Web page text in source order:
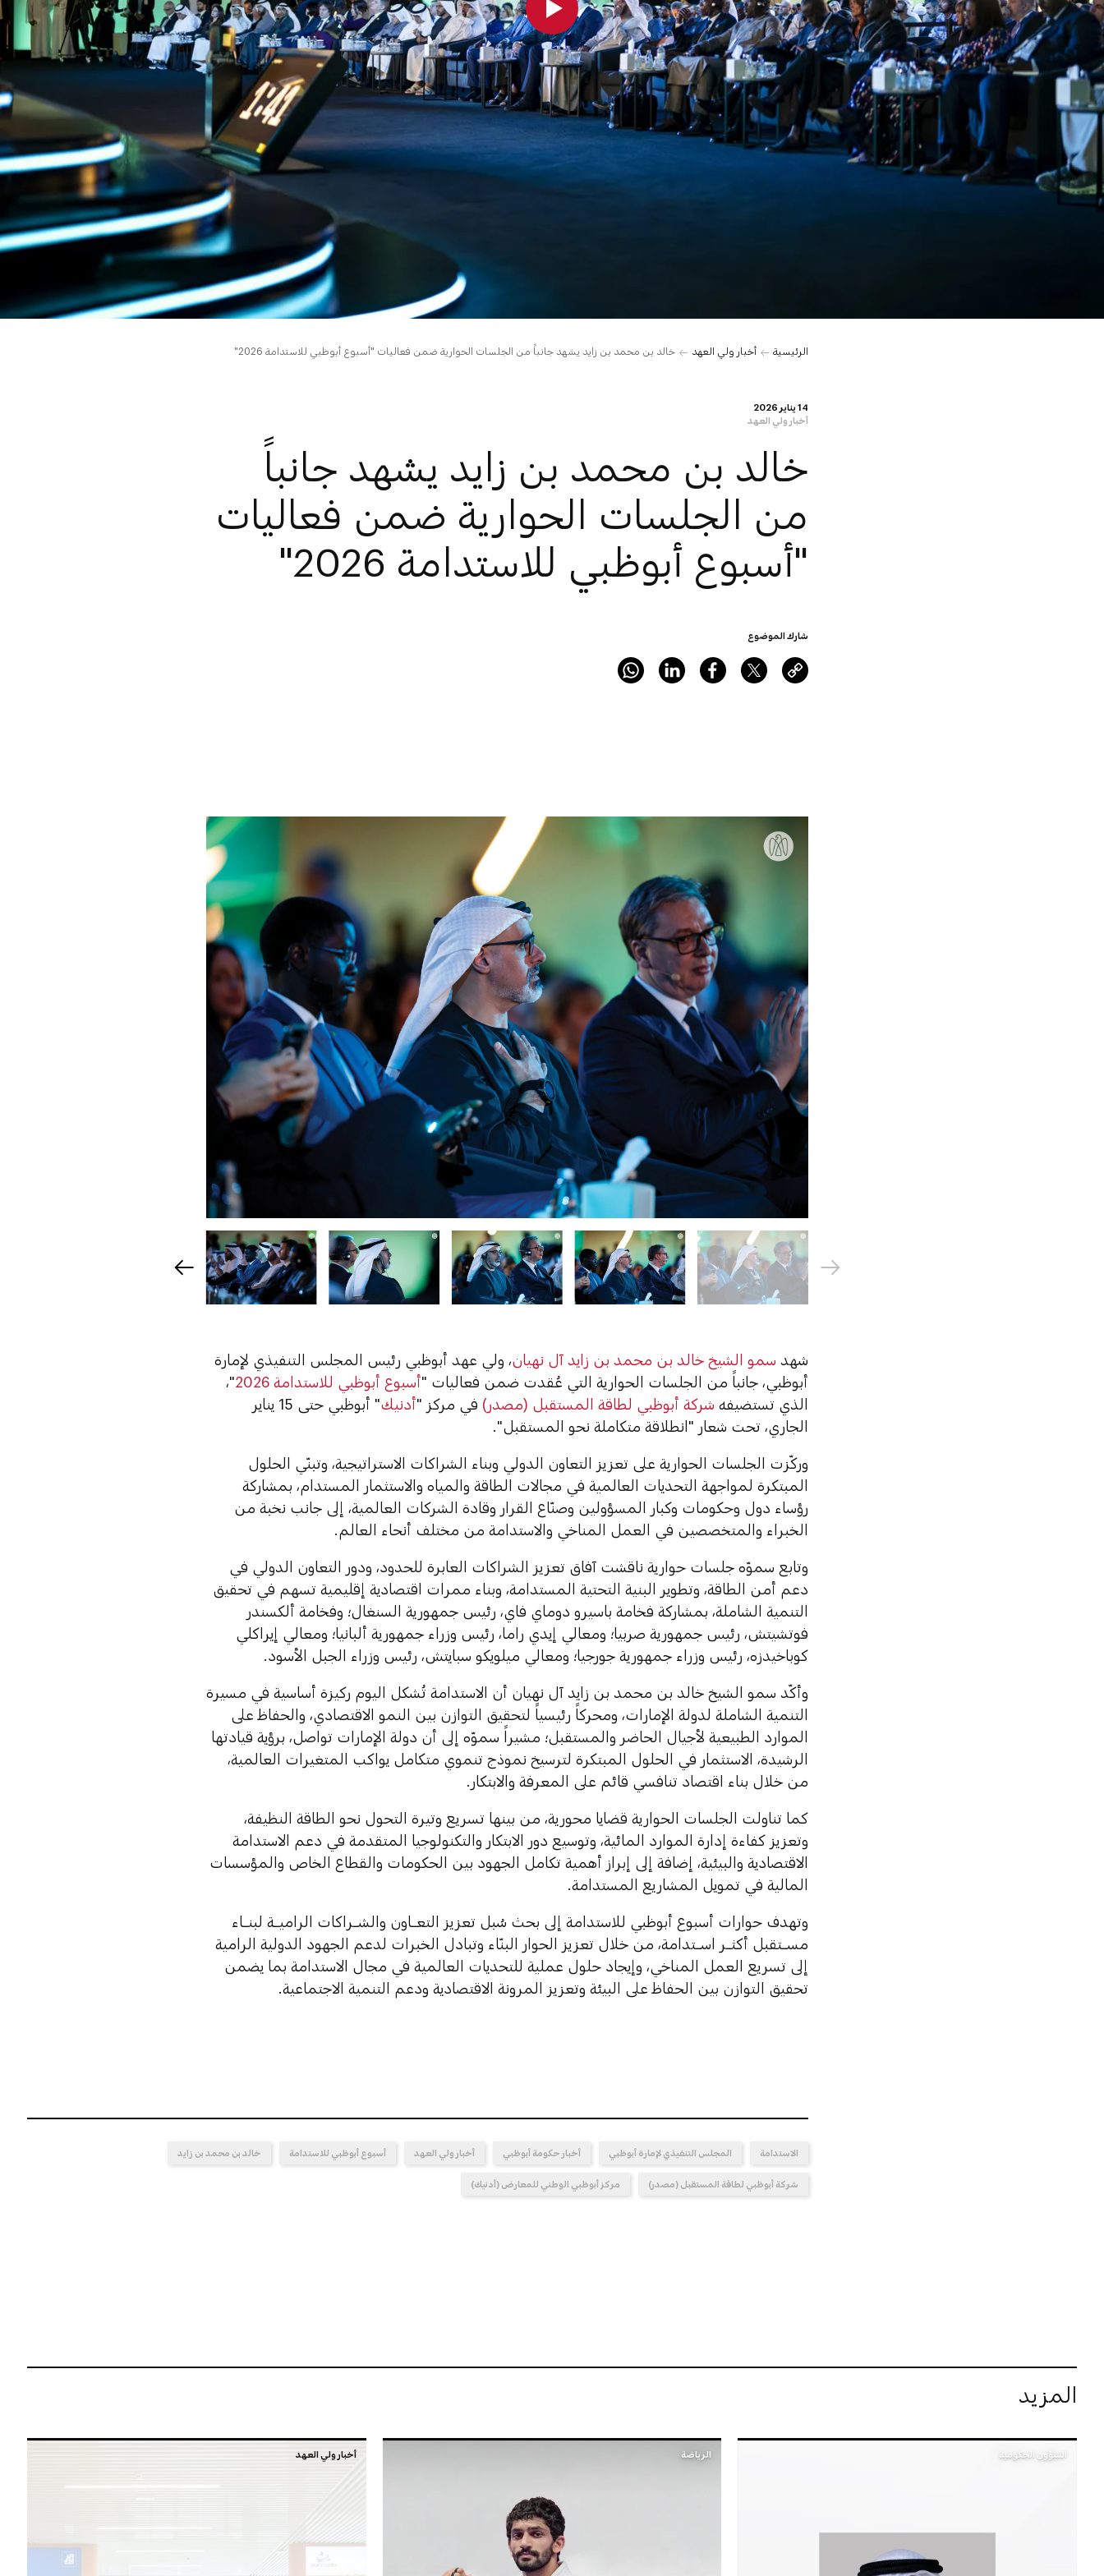
الرئيسية أخبار ولي العهد خالد بن محمد بن زايد يشهد جانباً من الجلسات الحوارية ضمن فعاليات "أسبوع أبوظبي للاستدامة 2026"
14 يناير 2026
أخبار ولي العهد
0:00
خالد بن محمد بن زايد يشهد جانباً
من الجلسات الحوارية ضمن فعاليات
"أسبوع أبوظبي للاستدامة 2026"
شارك الموضوع
شهد سمو الشيخ خالد بن محمد بن زايد آل نهيان، ولي عهد أبوظبي رئيس المجلس التنفيذي لإمارة
أبوظبي، جانباً من الجلسات الحوارية التي عُقدت ضمن فعاليات "أسبوع أبوظبي للاستدامة 2026
"،
الذي تستضيفه شركة أبوظبي لطاقة المستقبل (مصدر) في مركز "أدنيك
" أبوظبي حتى 15 يناير
الجاري، تحت شعار "انطلاقة متكاملة نحو المستقبل".
وركّزت الجلسات الحوارية على تعزيز التعاون الدولي وبناء الشراكات الاستراتيجية، وتبنّي الحلول
المبتكرة لمواجهة التحديات العالمية في مجالات الطاقة والمياه والاستثمار المستدام، بمشاركة
رؤساء دول وحكومات وكبار المسؤولين وصنّاع القرار وقادة الشركات العالمية، إلى جانب نخبة من
الخبراء والمتخصصين في العمل المناخي والاستدامة من مختلف أنحاء العالم.
وتابع سموّه جلسات حوارية ناقشت آفاق تعزيز الشراكات العابرة للحدود، ودور التعاون الدولي في
دعم أمن الطاقة، وتطوير البنية التحتية المستدامة، وبناء ممرات اقتصادية إقليمية تسهم في تحقيق
التنمية الشاملة، بمشاركة فخامة باسيرو دوماي فاي، رئيس جمهورية السنغال؛ وفخامة ألكسندر
فوتشيتش، رئيس جمهورية صربيا؛ ومعالي إيدي راما، رئيس وزراء جمهورية ألبانيا؛ ومعالي إيراكلي
كوباخيدزه، رئيس وزراء جمهورية جورجيا؛ ومعالي ميلويكو سبايتش، رئيس وزراء الجبل الأسود.
وأكّد سمو الشيخ خالد بن محمد بن زايد آل نهيان أن الاستدامة تُشكل اليوم ركيزة أساسية في مسيرة
التنمية الشاملة لدولة الإمارات، ومحركاً رئيسياً لتحقيق التوازن بين النمو الاقتصادي، والحفاظ على
الموارد الطبيعية لأجيال الحاضر والمستقبل؛ مشيراً سموّه إلى أن دولة الإمارات تواصل، برؤية قيادتها
الرشيدة، الاستثمار في الحلول المبتكرة لترسيخ نموذج تنموي متكامل يواكب المتغيرات العالمية،
من خلال بناء اقتصاد تنافسي قائم على المعرفة والابتكار.
كما تناولت الجلسات الحوارية قضايا محورية، من بينها تسريع وتيرة التحول نحو الطاقة النظيفة،
وتعزيز كفاءة إدارة الموارد المائية، وتوسيع دور الابتكار والتكنولوجيا المتقدمة في دعم الاستدامة
الاقتصادية والبيئية، إضافة إلى إبراز أهمية تكامل الجهود بين الحكومات والقطاع الخاص والمؤسسات
المالية في تمويل المشاريع المستدامة.
وتهدف حوارات أسبوع أبوظبي للاستدامة إلى بحث سُبل تعزيز التعــاون والشــراكات الراميــة لبنــاء
مســتقبل أكثــر اســتدامة، من خلال تعزيز الحوار البنّاء وتبادل الخبرات لدعم الجهود الدولية الرامية
إلى تسريع العمل المناخي، وإيجاد حلول عملية للتحديات العالمية في مجال الاستدامة بما يضمن
تحقيق التوازن بين الحفاظ على البيئة وتعزيز المرونة الاقتصادية ودعم التنمية الاجتماعية.
الاستدامة المجلس التنفيذي لإمارة أبوظبي أخبار حكومة أبوظبي أخبار ولي العهد أسبوع أبوظبي للاستدامة خالد بن محمد بن زايد
شركة أبوظبي لطاقة المستقبل (مصدر) مركز أبوظبي الوطني للمعارض (أدنيك)
المزيد
الشؤون الحكومية الرياضة أخبار ولي العهد